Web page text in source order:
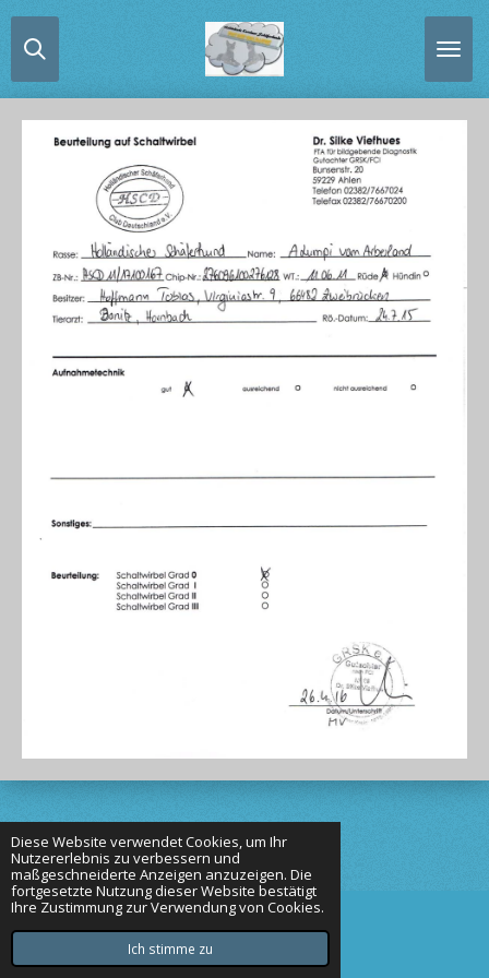
Diese Website verwendet Cookies, um Ihr
Nutzererlebnis zu verbessern und
maßgeschneiderte Anzeigen anzuzeigen. Die
fortgesetzte Nutzung dieser Website bestätigt
Ihre Zustimmung zur Verwendung von Cookies.
Ich stimme zu
Zum
Hauptinhalt
Mit Unterstützung von Webador